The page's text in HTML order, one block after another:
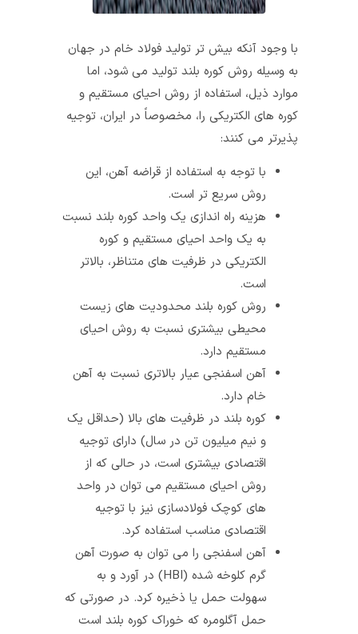
با وجود آنکه بیش‌ تر تولید فولاد خام در جهان
به وسیله روش کوره بلند تولید می‌ شود، اما
موارد ذیل، استفاده از روش احیای مستقیم و
کوره‌ های الکتریکی را، مخصوصاً در ایران، توجیه‌
پذیرتر می‌ کنند:
با توجه به استفاده از قراضه آهن، این
روش سریع‌ تر است.
هزینه راه‌ اندازی یک واحد کوره بلند نسبت
به یک واحد احیای مستقیم و کوره
الکتریکی در ظرفیت‌ های متناظر، بالاتر
روش کوره بلند محدودیت‌ های زیست‌
محیطی بیشتری نسبت به روش احیای
مستقیم دارد.
آهن اسفنجی عیار بالاتری نسبت به آهن
کوره بلند در ظرفیت‌ های بالا (حداقل یک
و نیم میلیون تن در سال) دارای توجیه
اقتصادی بیشتری است، در حالی‌ که از
روش احیای مستقیم می‌ توان در واحد
های کوچک فولادسازی نیز با توجیه
اقتصادی مناسب استفاده کرد.
آهن‌ اسفنجی را می‌ توان به صورت آهن
گرم کلوخه شده (HBI) در آورد و به
سهولت حمل یا ذخیره کرد. در صورتی‌ که
حمل آگلومره که خوراک کوره بلند است